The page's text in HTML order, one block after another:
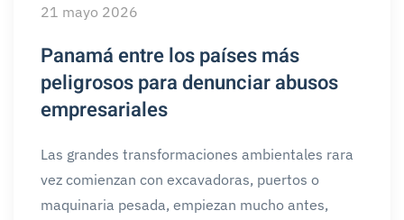
21 mayo 2026
Panamá entre los países más
peligrosos para denunciar abusos
empresariales
Las grandes transformaciones ambientales rara
vez comienzan con excavadoras, puertos o
maquinaria pesada, empiezan mucho antes,